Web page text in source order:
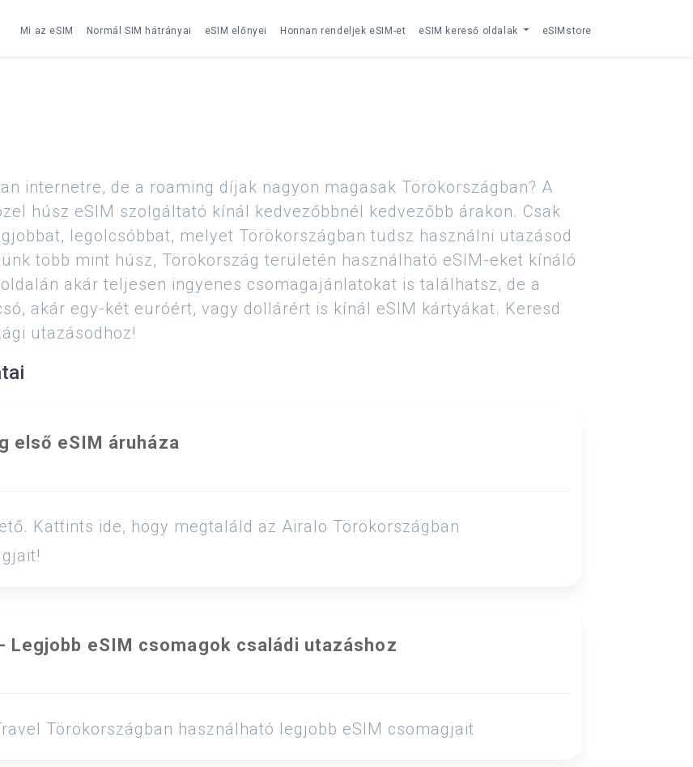
Mi az eSIM Normál SIM hátrányai eSIM előnyei Honnan rendeljek eSIM-et eSIM kereső oldalak eSIMstore
internetre, de a roaming díjak nagyon magasak Törökországban? A
húsz eSIM szolgáltató kínál kedvezőbbnél kedvezőbb árakon. Csak
legolcsóbbat, melyet Törökországban tudsz használni utazásod
több mint húsz, Törökország területén használható eSIM-eket kínáló
akár teljesen ingyenes csomagajánlatokat is találhatsz, de a
akár egy-két euróért, vagy dollárért is kínál eSIM kártyákat. Keresd
utazásodhoz!
első eSIM áruháza
Kattints ide, hogy megtaláld az Airalo Törökországban
Legjobb eSIM csomagok családi utazáshoz
Törökországban használható legjobb eSIM csomagjait